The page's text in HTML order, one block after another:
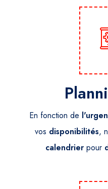
En fonction de
vos disponibilités,
calendrierpour